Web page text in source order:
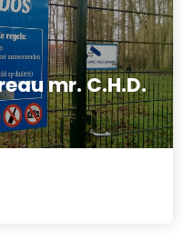
mr. C.H.D.